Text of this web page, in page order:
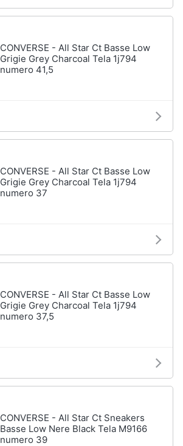
CONVERSE - All Star Ct Basse Low
Grigie Grey Charcoal Tela 1j794
numero 41,5
CONVERSE - All Star Ct Basse Low
Grigie Grey Charcoal Tela 1j794
numero 37
CONVERSE - All Star Ct Basse Low
Grigie Grey Charcoal Tela 1j794
numero 37,5
CONVERSE - All Star Ct Sneakers
Basse Low Nere Black Tela M9166
numero 39